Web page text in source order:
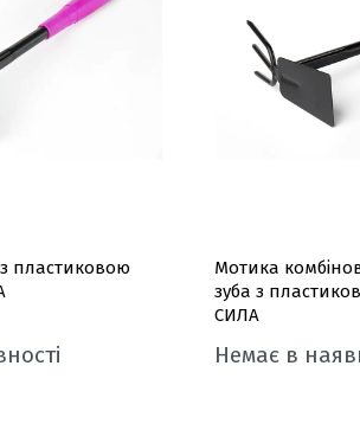
з пластиковою
Мотика
зуба з
СИЛА
Немає в